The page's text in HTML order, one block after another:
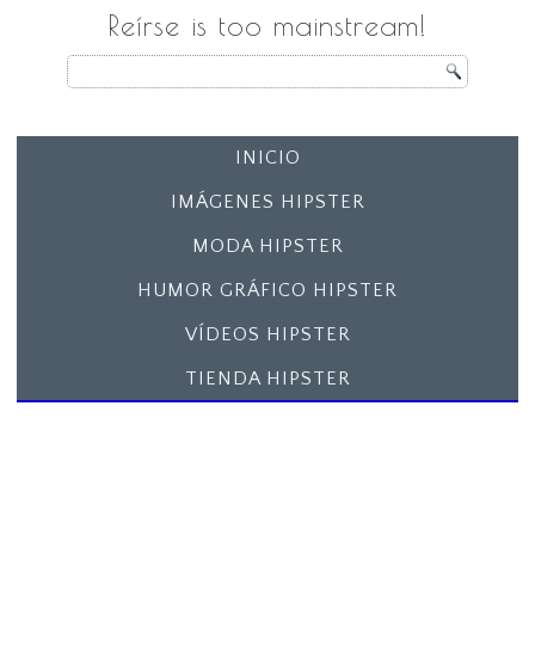
Reírse is too mainstream!
INICIO
IMÁGENES HIPSTER
MODA HIPSTER
HUMOR GRÁFICO HIPSTER
VÍDEOS HIPSTER
TIENDA HIPSTER